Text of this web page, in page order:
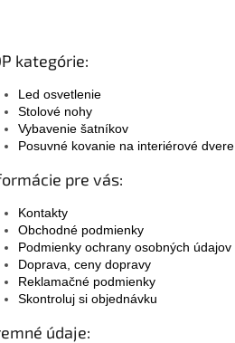
kategórie:
Led osvetlenie
Stolové nohy
Vybavenie šatníkov
Posuvné kovanie na interiérové dvere
pre vás:
Kontakty
Obchodné podmienky
Podmienky ochrany osobných údajov
Doprava, ceny dopravy
Reklamačné podmienky
Skontroluj si objednávku
údaje: